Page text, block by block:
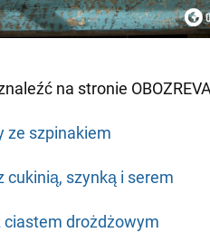
na stronie
ze szpinakiem
cukinią, szynką i serem
ciastem drożdżowym